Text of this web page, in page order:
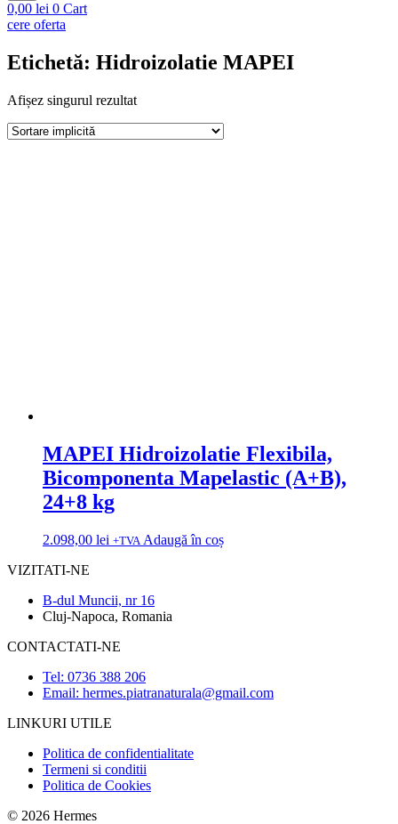
0,00 lei 0 Cart
cere oferta
Etichetă: Hidroizolatie MAPEI
Afișez singurul rezultat
MAPEI Hidroizolatie Flexibila,
Bicomponenta Mapelastic (A+B),
24+8 kg
2.098,00 lei +TVA Adaugă în coș
VIZITATI-NE
B-dul Muncii, nr 16
Cluj-Napoca, Romania
CONTACTATI-NE
Tel: 0736 388 206
Email: hermes.piatranaturala@gmail.com
LINKURI UTILE
Politica de confidentialitate
Termeni si conditii
Politica de Cookies
© 2026 Hermes